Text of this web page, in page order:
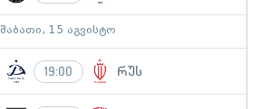
შაბათი, 15 აგვისტო
19:00 რუს